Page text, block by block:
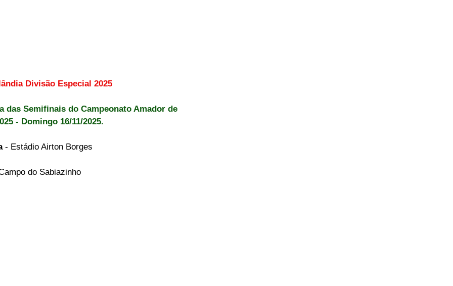
Divisão Especial 2025
das Semifinais do Campeonato Amador de
- Domingo 16/11/2025.
- Estádio Airton Borges
do Sabiazinho